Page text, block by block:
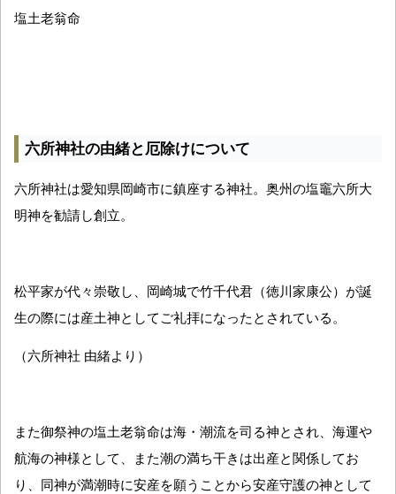
塩土老翁命
六所神社の由緒と厄除けについて
六所神社は愛知県岡崎市に鎮座する神社。奥州の塩竈六所大
明神を勧請し創立。
松平家が代々崇敬し、岡崎城で竹千代君（徳川家康公）が誕
生の際には産土神としてご礼拝になったとされている。
（六所神社 由緒より）
また御祭神の塩土老翁命は海・潮流を司る神とされ、海運や
航海の神様として、また潮の満ち干きは出産と関係してお
り、同神が満潮時に安産を願うことから安産守護の神として